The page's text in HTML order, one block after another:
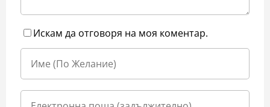
Искам да отговоря на моя коментар.